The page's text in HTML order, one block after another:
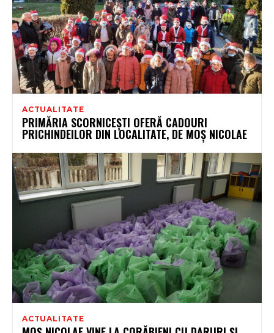
ACTUALITATE
PRIMĂRIA SCORNICEȘTI OFERĂ CADOURI
PRICHINDEILOR DIN LOCALITATE, DE MOȘ NICOLAE
ACTUALITATE